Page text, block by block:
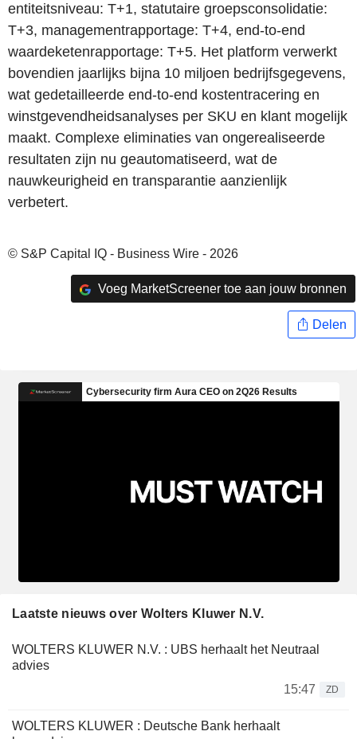
entiteitsniveau: T+1, statutaire groepsconsolidatie:
T+3, managementrapportage: T+4, end-to-end
waardeketenrapportage: T+5. Het platform verwerkt
bovendien jaarlijks bijna 10 miljoen bedrijfsgegevens,
wat gedetailleerde end-to-end kostentracering en
winstgevendheidsanalyses per SKU en klant mogelijk
maakt. Complexe eliminaties van ongerealiseerde
resultaten zijn nu geautomatiseerd, wat de
nauwkeurigheid en transparantie aanzienlijk
verbetert.
© S&P Capital IQ - Business Wire - 2026
Voeg MarketScreener toe aan jouw bronnen
Delen
Laatste nieuws over Wolters Kluwer N.V.
WOLTERS KLUWER N.V. : UBS herhaalt het Neutraal
advies
15:47
ZD
WOLTERS KLUWER : Deutsche Bank herhaalt